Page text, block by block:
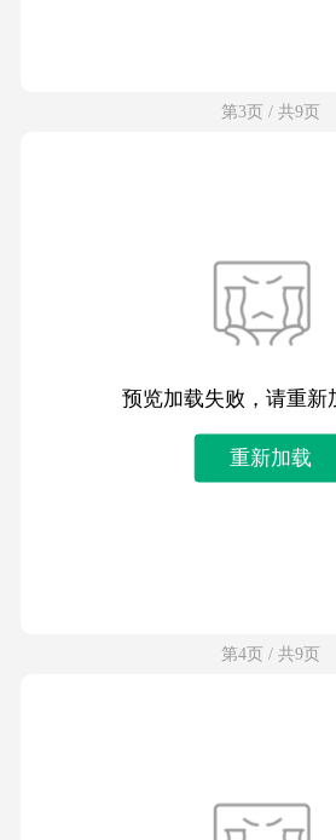
第3页 / 共9页
预览加载失败，请重新
重新加载
第4页 / 共9页